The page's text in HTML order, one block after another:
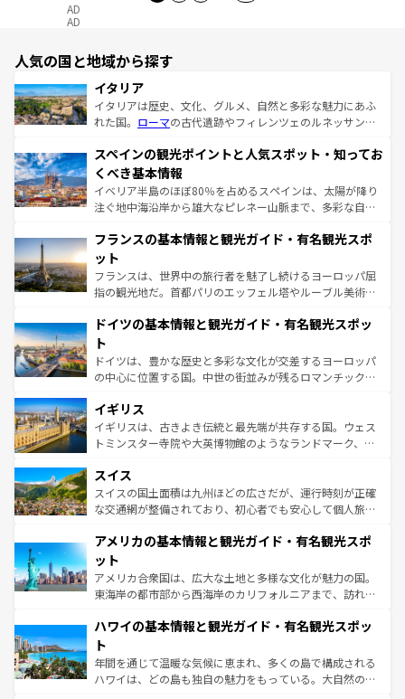
AD
AD
人気の国と地域から探す
イタリア
イタリアは歴史、文化、グルメ、自然と多彩な魅力にあふ
れた国。 ローマの古代遺跡やフィレンツェのルネッサンス
ろん、トスカーナの美しい田園風景やアマルフィ海岸の絶
景など、自然景観も見逃せない。観光の合間には、本場の
ピザやパスタなど、絶品のイタリア料理を堪能することも
できる。朝目覚めてから夜眠るまで、すべての瞬間を楽し
なお、新着のイタリア情報はコンテンツ一覧を参照してほ
しい。
スペインの観光ポイントと人気スポット・知ってお
くべき基本情報
イベリア半島のほぼ80％を占めるスペインは、太陽が降り
注ぐ地中海沿岸から雄大なピレネー山脈まで、多彩な自然
文化が根付くこの国では、情熱的なフラメンコ、熱気あふ
れる闘牛、そして美味しいタパスが生活の一部となってい
る。首都マドリードの洗練された雰囲気や、バルセロナの
アートに溢れた街角から、地方では古代ローマ遺跡や中世
せる。地方によって風土や気候が異なるスペインはその個
ンテンツ一覧 を参照してほしい。
フランスの基本情報と観光ガイド・有名観光スポ
ット
フランスは、世界中の旅行者を魅了し続けるヨーロッパ屈
指の観光地だ。首都パリのエッフェル塔やルーブル美術館
で、幅広い魅力が詰まっている。華麗な宮殿、歴史的な大
聖堂、美しいビーチ、そして豊かな自然が、訪れる者を心
から魅了する。また、フランスは美食の国としても知ら
れ、フランス料理はユネスコ無形文化遺産にも登録されて
香り高いラベンダー畑など、多彩な楽しみ方が可能だ。さ
らに、パリ以外の地域にも魅力が溢れており、どの街角に
も豊かな歴史と文化が息づいている。パリ以外の個性あふ
を参照してほしい。
ドイツの基本情報と観光ガイド・有名観光スポッ
ト
ドイツは、豊かな歴史と多彩な文化が交差するヨーロッパ
の中心に位置する国。中世の街並みが残るロマンチック街
顔を持つこの国は、どこを歩いても飽きることがない。ベ
ルリンの文化的活気、バイエルン州のアルプスの絶景、そ
してライン川沿いのワイン畑といった風景は必見。ビール
は、お酒好きな人にはぜひ体験してほしい。 なお、新着の
ドイツ情報はコンテンツ一覧を参照してほしい。
イギリス
イギリスは、古きよき伝統と最先端が共存する国。ウェス
トミンスター寺院や大英博物館のようなランドマーク、歴
リアごとに異なる魅力がある。また、優雅なアフタヌーン
ティー、ビール好きにはたまらない英国パブ、サッカー観
戦など、本場だからこそできる体験も豊富。イギリスを旅
ンツ一覧を参照してほしい。
スイス
スイスの国土面積は九州ほどの広さだが、運行時刻が正確
な交通網が整備されており、初心者でも安心して個人旅行
の建物がそのまま残る町や、スイスならではのユニークな
博物館もあり、アルプス観光だけでなく町歩きも満喫する
ことができる。国民の所得が高いため物価も高いが、旅行
者向けの交通パス提供のサービスもあり、うまく活用すれ
着のスイス情報はコンテンツ一覧を参照してほしい。
アメリカの基本情報と観光ガイド・有名観光スポ
ット
アメリカ合衆国は、広大な土地と多様な文化が魅力の国。
東海岸の都市部から西海岸のカリフォルニアまで、訪れる
のような巨大都市は、観光、ショッピング、エンターテイ
ンメントが詰まった刺激的なスポットだ。一方、アメリカ
西部には大自然が広がり、グランドキャニオンやイエロー
ストーン国立公園といった絶景が堪能できる。さらに、南
ハワイの基本情報と観光ガイド・有名観光スポッ
ト
年間を通じて温暖な気候に恵まれ、多くの島で構成される
ハワイは、どの島も独自の魅力をもっている。大自然の神